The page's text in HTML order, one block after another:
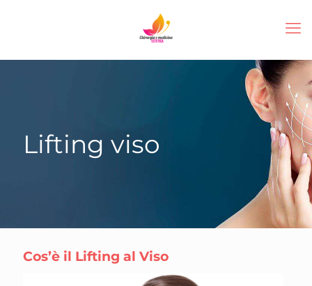
Lifting viso
Cos’è il Lifting al Viso